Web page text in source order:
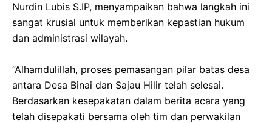
Nurdin Lubis S.IP, menyampaikan bahwa langkah ini
sangat krusial untuk memberikan kepastian hukum
dan administrasi wilayah.
‎​”Alhamdulillah, proses pemasangan pilar batas desa
antara Desa Binai dan Sajau Hilir telah selesai.
Berdasarkan kesepakatan dalam berita acara yang
telah disepakati bersama oleh tim dan perwakilan